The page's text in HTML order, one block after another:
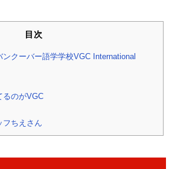
目次
ンクーバー語学学校VGC International
るのがVGC
フちえさん